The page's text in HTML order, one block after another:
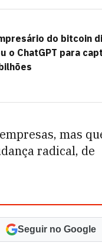
do bitcoin
o ChatGPT para
mas
radical, de
Seguir no Google